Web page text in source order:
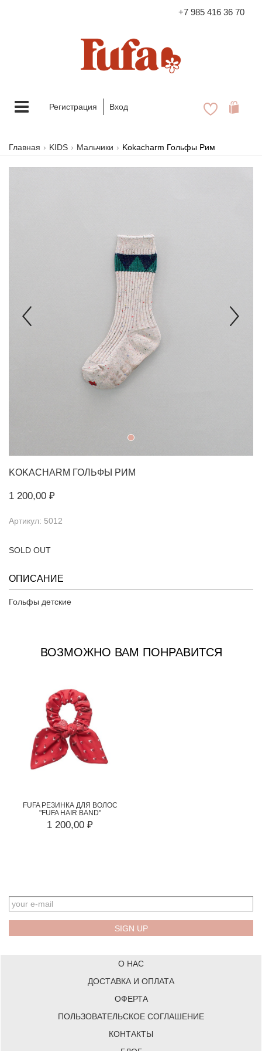
+7 985 416 36 70
FASHION FAMILY STORE
Меню Регистрация Вход
Главная KIDS Мальчики Kokacharm Гольфы Рим
KOKACHARM ГОЛЬФЫ РИМ
1 200,00 ₽
Артикул: 5012
SOLD OUT
ОПИСАНИЕ
Гольфы детские
ВОЗМОЖНО ВАМ ПОНРАВИТСЯ
FUFA РЕЗИНКА ДЛЯ ВОЛОС
"FUFA HAIR BAND"
1 200,00 ₽
О НАС
ДОСТАВКА И ОПЛАТА
ОФЕРТА
ПОЛЬЗОВАТЕЛЬСКОЕ СОГЛАШЕНИЕ
КОНТАКТЫ